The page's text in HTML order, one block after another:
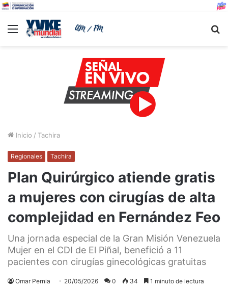
Menu
Inicio / Tachira
Regionales Tachira
Plan Quirúrgico atiende gratis
a mujeres con cirugías de alta
complejidad en Fernández Feo
Una jornada especial de la Gran Misión Venezuela
Mujer en el CDI de El Piñal, benefició a 11
pacientes con cirugías ginecológicas gratuitas
Omar Pernia 20/05/2026 0 34 1 minuto de lectura